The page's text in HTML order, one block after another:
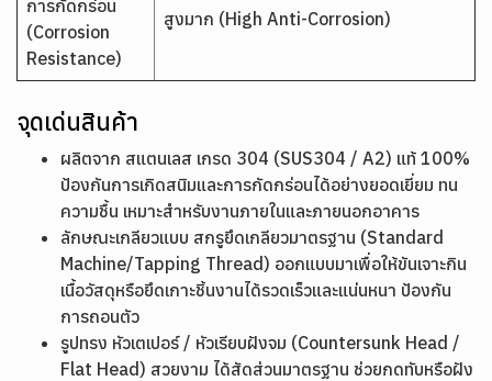
การกัดกร่อน
(Corrosion
Resistance)
สูงมาก (High Anti-Corrosion)
จุดเด่นสินค้า
ผลิตจาก สแตนเลส เกรด 304 (SUS304 / A2) แท้ 100%
ป้องกันการเกิดสนิมและการกัดกร่อนได้อย่างยอดเยี่ยม ทน
ความชื้น เหมาะสำหรับงานภายในและภายนอกอาคาร
ลักษณะเกลียวแบบ สกรูยึดเกลียวมาตรฐาน (Standard
Machine/Tapping Thread) ออกแบบมาเพื่อให้ขันเจาะกิน
เนื้อวัสดุหรือยึดเกาะชิ้นงานได้รวดเร็วและแน่นหนา ป้องกัน
การถอนตัว
รูปทรง หัวเตเปอร์ / หัวเรียบฝังจม (Countersunk Head /
Flat Head) สวยงาม ได้สัดส่วนมาตรฐาน ช่วยกดทับหรือฝัง